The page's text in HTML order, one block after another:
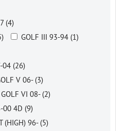
(4)
GOLF III 93-94 (1)
04 (26)
V 06- (3)
GOLF VI 08- (2)
00 4D (9)
(HIGH) 96- (5)